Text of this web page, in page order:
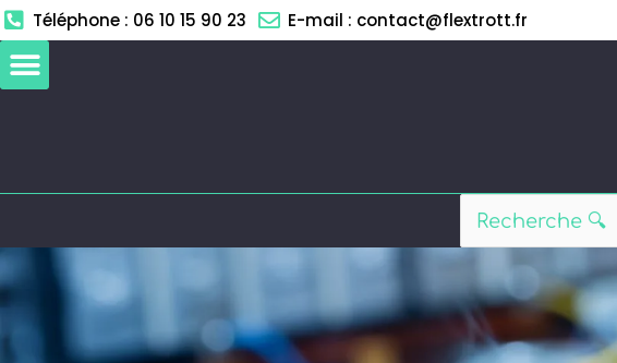
Aller
au
contenu
Téléphone : 06 10 15 90 23 E-mail : contact@flextrott.fr